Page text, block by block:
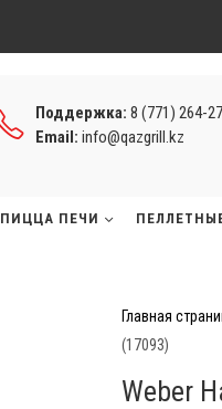
Поддержка: 8 (771) 264-
Email: info@qazgrill.kz
ПИЦЦА ПЕЧИ
Главная
(17093)
Weber